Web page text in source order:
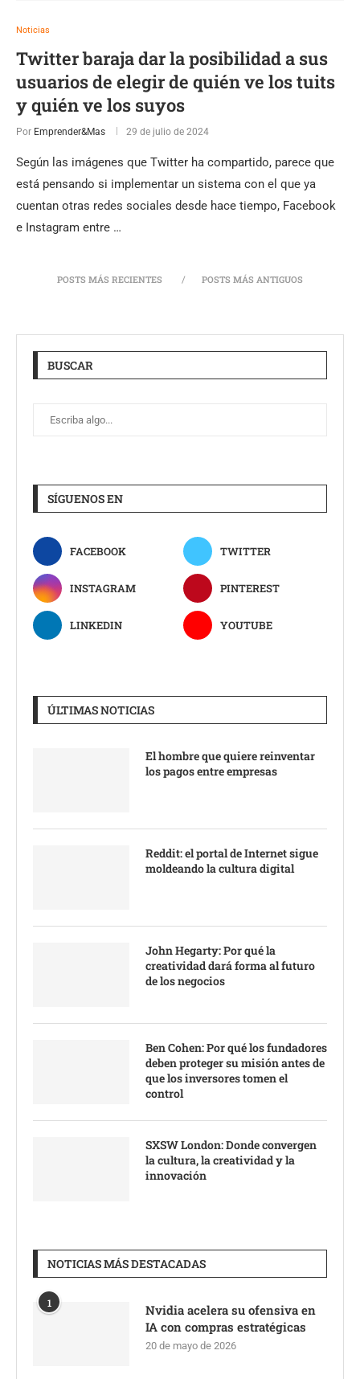
Noticias
Twitter baraja dar la posibilidad a sus
usuarios de elegir de quién ve los tuits
y quién ve los suyos
Por Emprender&Mas 29 de julio de 2024
Según las imágenes que Twitter ha compartido, parece que
está pensando si implementar un sistema con el que ya
cuentan otras redes sociales desde hace tiempo, Facebook
e Instagram entre …
POSTS MÁS RECIENTES POSTS MÁS ANTIGUOS
BUSCAR
SÍGUENOS EN
FACEBOOK TWITTER
INSTAGRAM PINTEREST
LINKEDIN YOUTUBE
ÚLTIMAS NOTICIAS
El hombre que quiere reinventar
los pagos entre empresas
Reddit: el portal de Internet sigue
moldeando la cultura digital
John Hegarty: Por qué la
creatividad dará forma al futuro
de los negocios
Ben Cohen: Por qué los fundadores
deben proteger su misión antes de
que los inversores tomen el
control
SXSW London: Donde convergen
la cultura, la creatividad y la
innovación
NOTICIAS MÁS DESTACADAS
1
Nvidia acelera su ofensiva en
IA con compras estratégicas
20 de mayo de 2026